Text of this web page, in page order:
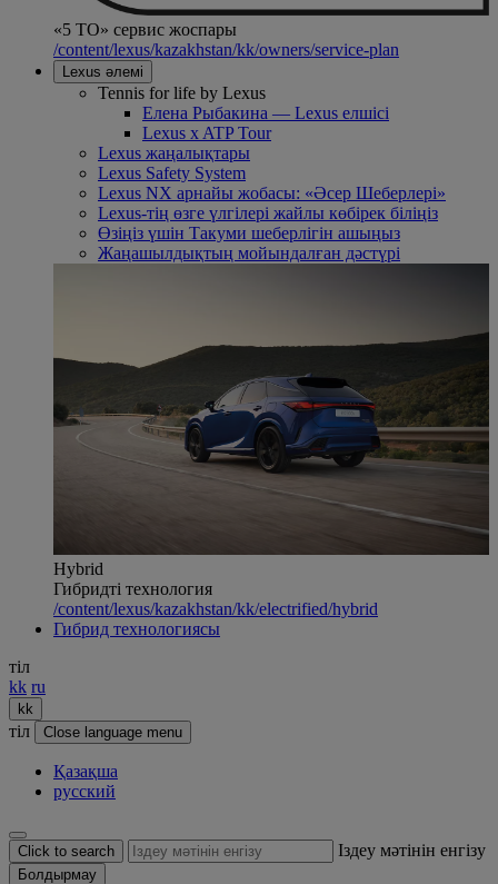
«5 ТО» сервис жоспары
/content/lexus/kazakhstan/kk/owners/service-plan
Lexus әлемі
Tennis for life by Lexus
Елена Рыбакина — Lexus елшісі
Lexus x ATP Tour
Lexus жаңалықтары
Lexus Safety System
Lexus NX арнайы жобасы: «Әсер Шеберлері»
Lexus-тің өзге үлгілері жайлы көбірек біліңіз
Өзіңіз үшін Такуми шеберлігін ашыңыз
Жаңашылдықтың мойындалған дәстүрі
Hybrid
Гибридті технология
/content/lexus/kazakhstan/kk/electrified/hybrid
Гибрид технологиясы
тіл
kk ru
kk
тіл Close language menu
Қазақша
русский
Click to search Іздеу мәтінін енгізу
Болдырмау